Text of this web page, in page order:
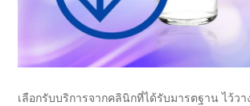
เลือกรับบริการจากคลินิกที่ได้รับมารตฐาน ไว้วา